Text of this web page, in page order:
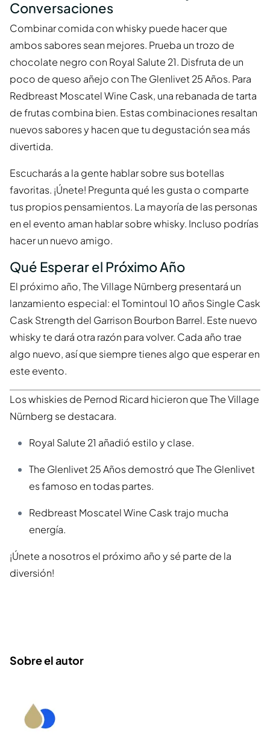
Conversaciones
Combinar comida con whisky puede hacer que
ambos sabores sean mejores. Prueba un trozo de
chocolate negro con Royal Salute 21. Disfruta de un
poco de queso añejo con The Glenlivet 25 Años. Para
Redbreast Moscatel Wine Cask, una rebanada de tarta
de frutas combina bien. Estas combinaciones resaltan
nuevos sabores y hacen que tu degustación sea más
divertida.
Escucharás a la gente hablar sobre sus botellas
favoritas. ¡Únete! Pregunta qué les gusta o comparte
tus propios pensamientos. La mayoría de las personas
en el evento aman hablar sobre whisky. Incluso podrías
hacer un nuevo amigo.
Qué Esperar el Próximo Año
El próximo año, The Village Nürnberg presentará un
lanzamiento especial: el Tomintoul 10 años Single Cask
Cask Strength del Garrison Bourbon Barrel. Este nuevo
whisky te dará otra razón para volver. Cada año trae
algo nuevo, así que siempre tienes algo que esperar en
este evento.
Los whiskies de Pernod Ricard hicieron que The Village
Nürnberg se destacara.
Royal Salute 21 añadió estilo y clase.
The Glenlivet 25 Años demostró que The Glenlivet
es famoso en todas partes.
Redbreast Moscatel Wine Cask trajo mucha
energía.
¡Únete a nosotros el próximo año y sé parte de la
diversión!
Sobre el autor